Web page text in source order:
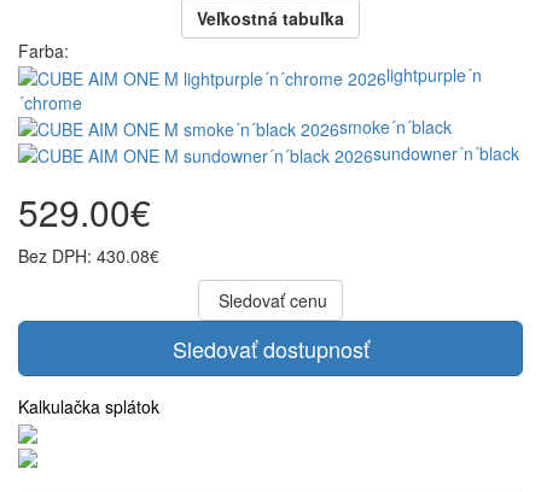
Veľkostná tabuľka
Farba:
lightpurple´n
´chrome
smoke´n´black
sundowner´n´black
529.00€
Bez DPH: 430.08€
Sledovať cenu
Sledovať dostupnosť
Kalkulačka splátok